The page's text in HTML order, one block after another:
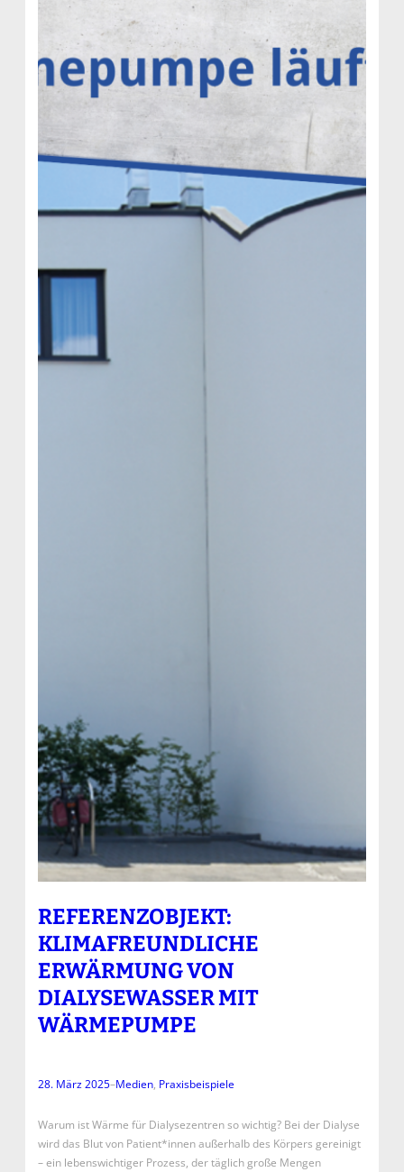
REFERENZOBJEKT:
KLIMAFREUNDLICHE
ERWÄRMUNG VON
DIALYSEWASSER MIT
WÄRMEPUMPE
28. März 2025–Medien, Praxisbeispiele
Warum ist Wärme für Dialysezentren so wichtig? Bei der Dialyse
wird das Blut von Patient*innen außerhalb des Körpers gereinigt
– ein lebenswichtiger Prozess, der täglich große Mengen